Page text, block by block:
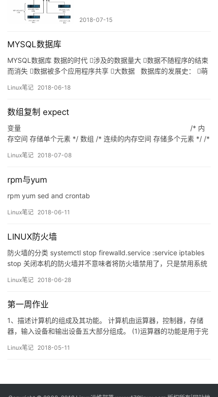
2018-07-15
MYSQL数据库
MYSQL数据库 数据的时代 涉及的数据量大 数据不随程序的结束
而消失 数据被多个应用程序共享 大数据 数据库的发展史： 萌
代数据库： 出现了网状模型、层次模型的数据库 中级阶段—–第二
Linux笔记 2018-06-18
数组复制 expect
变量 /* 内
存空间 存储单个元素 */ 数组 /* 连续的内存空间 存储多个元素 */ /*
Linux笔记 2018-07-08
rpm与yum
rpm yum sed and crontab
Linux笔记 2018-06-11
LINUX防火墙
防火墙的分类 systemctl stop firewalld.service :service iptables
stop 关闭本机的防火墙并不意味者将防火墙禁用了，只是禁用系统
墙：服务范围为当前主机 网络防火墙：服务范围为防火墙一侧的局
Linux笔记 2018-06-28
第一周作业
1、描述计算机的组成及其功能。 计算机由运算器，控制器，存储
器，输入设备和输出设备五大部分组成。 (1)运算器的功能是用于完
(2)控制器的功能是主要负责对程序所执行的指令进行分析，并协调
Linux笔记 2018-05-11